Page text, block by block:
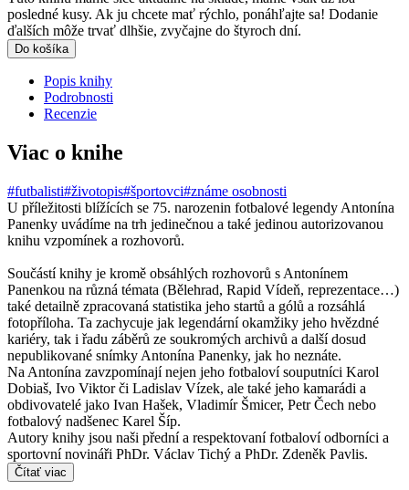
posledné kusy. Ak ju chcete mať rýchlo, ponáhľajte sa! Dodanie
ďalších môže trvať dlhšie, zvyčajne do štyroch dní.
Do košíka
Popis knihy
Podrobnosti
Recenzie
Viac o knihe
#futbalisti#životopis#športovci#známe osobnosti
U příležitosti blížících se 75. narozenin fotbalové legendy Antonína
Panenky uvádíme na trh jedinečnou a také jedinou autorizovanou
knihu vzpomínek a rozhovorů.
Součástí knihy je kromě obsáhlých rozhovorů s Antonínem
Panenkou na různá témata (Bělehrad, Rapid Vídeň, reprezentace…)
také detailně zpracovaná statistika jeho startů a gólů a rozsáhlá
fotopříloha. Ta zachycuje jak legendární okamžiky jeho hvězdné
kariéry, tak i řadu záběrů ze soukromých archivů a další dosud
nepublikované snímky Antonína Panenky, jak ho neznáte.
Na Antonína zavzpomínají nejen jeho fotbaloví souputníci Karol
Dobiaš, Ivo Viktor či Ladislav Vízek, ale také jeho kamarádi a
obdivovatelé jako Ivan Hašek, Vladimír Šmicer, Petr Čech nebo
fotbalový nadšenec Karel Šíp.
Autory knihy jsou naši přední a respektovaní fotbaloví odborníci a
sportovní novináři PhDr. Václav Tichý a PhDr. Zdeněk Pavlis.
Čítať viac